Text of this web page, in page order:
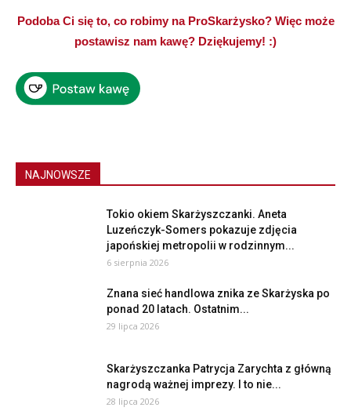
Podoba Ci się to, co robimy na ProSkarżysko? Więc może
postawisz nam kawę? Dziękujemy! :)
NAJNOWSZE
Tokio okiem Skarżyszczanki. Aneta
Luzeńczyk-Somers pokazuje zdjęcia
japońskiej metropolii w rodzinnym...
6 sierpnia 2026
Znana sieć handlowa znika ze Skarżyska po
ponad 20 latach. Ostatnim...
29 lipca 2026
Skarżyszczanka Patrycja Zarychta z główną
nagrodą ważnej imprezy. I to nie...
28 lipca 2026